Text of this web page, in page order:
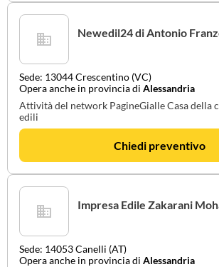
Newedil24 di Antonio
Sede: 13044 Crescentino (VC)
Opera anche in provincia di Alessandria
Attività del network PagineGialle Casa della
edili
Chiedi preventivo
Impresa Edile Zakarani
Sede: 14053 Canelli (AT)
Opera anche in provincia di Alessandria